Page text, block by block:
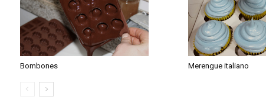
Bombones Merengue italiano